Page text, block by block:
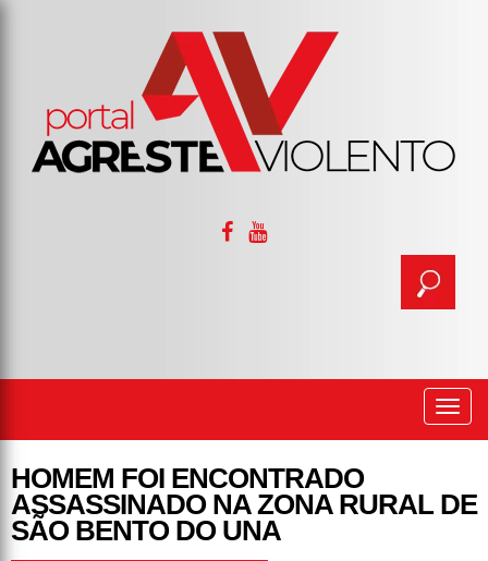
HOMEM FOI ENCONTRADO
ASSASSINADO NA ZONA RURAL DE
SÃO BENTO DO UNA